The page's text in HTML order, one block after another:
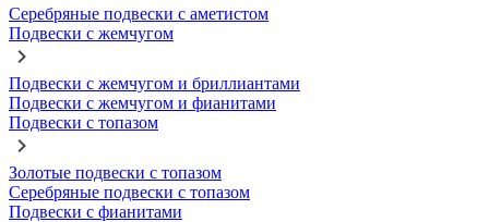
Серебряные подвески с аметистом
Подвески с жемчугом
Подвески с жемчугом и бриллиантами
Подвески с жемчугом и фианитами
Подвески с топазом
Золотые подвески с топазом
Серебряные подвески с топазом
Подвески с фианитами